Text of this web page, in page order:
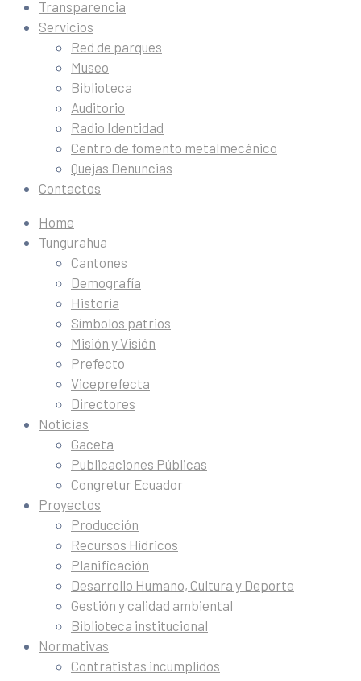
Transparencia
Servicios
Red de parques
Museo
Biblioteca
Auditorio
Radio Identidad
Centro de fomento metalmecánico
Quejas Denuncias
Contactos
Home
Tungurahua
Cantones
Demografía
Historia
Símbolos patrios
Misión y Visión
Prefecto
Viceprefecta
Directores
Noticias
Gaceta
Publicaciones Públicas
Congretur Ecuador
Proyectos
Producción
Recursos Hídricos
Planificación
Desarrollo Humano, Cultura y Deporte
Gestión y calidad ambiental
Biblioteca institucional
Normativas
Contratistas incumplidos